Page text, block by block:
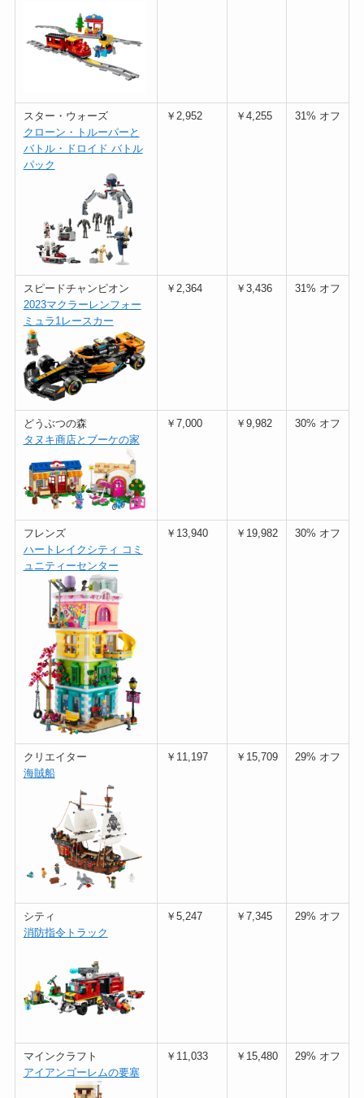
スター・ウォーズ
クローン・トルーパーと
バトル・ドロイド バトル
パック
￥2,952 ￥4,255 31% オフ
スピードチャンピオン
2023マクラーレンフォー
ミュラ1レースカー
￥2,364 ￥3,436 31% オフ
どうぶつの森
タヌキ商店とブーケの家
￥7,000 ￥9,982 30% オフ
フレンズ
ハートレイクシティ コミ
ュニティーセンター
￥13,940 ￥19,982 30% オフ
クリエイター
海賊船
￥11,197 ￥15,709 29% オフ
シティ
消防指令トラック
￥5,247 ￥7,345 29% オフ
マインクラフト
アイアンゴーレムの要塞
￥11,033 ￥15,480 29% オフ